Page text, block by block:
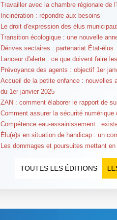
Travailler avec la chambre régionale de
Incinération : répondre aux besoins
Le droit d'expression des élus
Transition écologique : une nouvelle
Dérives sectaires : partenariat État-élus
Lanceur d'alerte : ce que doivent faire
Prévoyance des agents : objectif 1er
Accueil de la petite enfance : nouvelles
du 1er janvier 2025
ZAN : comment élaborer le rapport de
Comment assurer la sécurité numérique
Compétence eau-assainissement :
Élu(e)s en situation de handicap : un
Les dommages et poursuites mettant
TOUTES LES ÉDITIONS